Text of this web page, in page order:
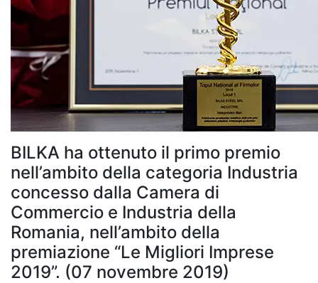
BILKA ha ottenuto il primo premio
nell’ambito della categoria Industria
concesso dalla Camera di
Commercio e Industria della
Romania, nell’ambito della
premiazione “Le Migliori Imprese
2019”. (07 novembre 2019)